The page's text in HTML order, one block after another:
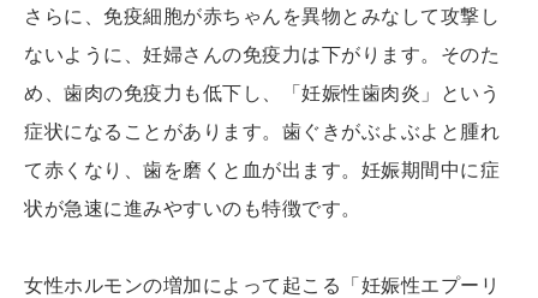
さらに、免疫細胞が赤ちゃんを異物とみなして攻撃し
ないように、妊婦さんの免疫力は下がります。そのた
め、歯肉の免疫力も低下し、「妊娠性歯肉炎」という
症状になることがあります。歯ぐきがぶよぶよと腫れ
て赤くなり、歯を磨くと血が出ます。妊娠期間中に症
状が急速に進みやすいのも特徴です。
女性ホルモンの増加によって起こる「妊娠性エプーリ